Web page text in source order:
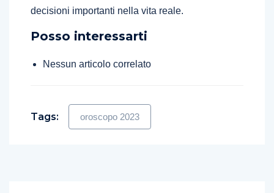
decisioni importanti nella vita reale.
Posso interessarti
Nessun articolo correlato
Tags: oroscopo 2023